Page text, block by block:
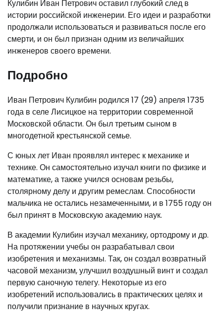
Кулибин Иван Петрович оставил глубокий след в
истории российской инженерии. Его идеи и разработки
продолжали использоваться и развиваться после его
смерти, и он был признан одним из величайших
инженеров своего времени.
Подробно
Иван Петрович Кулибин родился 17 (29) апреля 1735
года в селе Лисицкое на территории современной
Московской области. Он был третьим сыном в
многодетной крестьянской семье.
С юных лет Иван проявлял интерес к механике и
технике. Он самостоятельно изучал книги по физике и
математике, а также учился основам резьбы,
столярному делу и другим ремеслам. Способности
мальчика не остались незамеченными, и в 1755 году он
был принят в Московскую академию наук.
В академии Кулибин изучал механику, ортодрому и др.
На протяжении учебы он разрабатывал свои
изобретения и механизмы. Так, он создал возвратный
часовой механизм, улучшил воздушный винт и создал
первую саночную телегу. Некоторые из его
изобретений использовались в практических целях и
получили признание в научных кругах.